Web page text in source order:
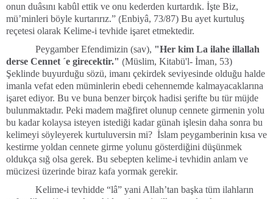
onun duâsını kabûl ettik ve onu kederden kurtardık. İşte Biz,
mü’minleri böyle kurtarırız.” (Enbiyâ, 73/87) Bu ayet kurtuluş
reçetesi olarak Kelime-i tevhide işaret etmektedir.
Peygamber Efendimizin (sav), "Her kim La ilahe illallah
derse Cennet ´e girecektir." (Müslim, Kitabü'l- İman, 53)
Şeklinde buyurduğu sözü, imanı çekirdek seviyesinde olduğu halde
imanla vefat eden müminlerin ebedi cehennemde kalmayacaklarına
işaret ediyor. Bu ve buna benzer birçok hadisi şerifte bu tür müjde
bulunmaktadır. Peki madem mağfiret olunup cennete girmenin yolu
bu kadar kolaysa isteyen istediği kadar günah işlesin daha sonra bu
kelimeyi söyleyerek kurtuluversin mi? İslam peygamberinin kısa ve
kestirme yoldan cennete girme yolunu gösterdiğini düşünmek
oldukça sığ olsa gerek. Bu sebepten kelime-i tevhidin anlam ve
mücizesi üzerinde biraz kafa yormak gerekir.
Kelime-i tevhidde “lâ” yani Allah’tan başka tüm ilahların